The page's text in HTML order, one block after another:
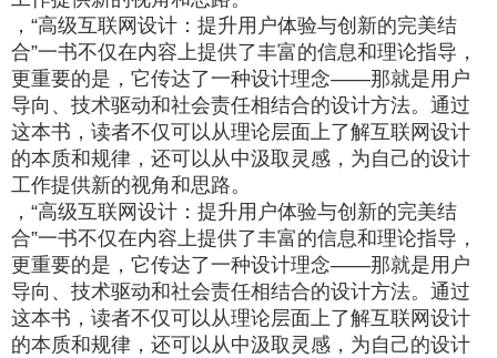
，“高级互联网设计：提升用户体验与创新的完美结
合”一书不仅在内容上提供了丰富的信息和理论指导，
更重要的是，它传达了一种设计理念——那就是用户
导向、技术驱动和社会责任相结合的设计方法。通过
这本书，读者不仅可以从理论层面上了解互联网设计
的本质和规律，还可以从中汲取灵感，为自己的设计
工作提供新的视角和思路。
，“高级互联网设计：提升用户体验与创新的完美结
合”一书不仅在内容上提供了丰富的信息和理论指导，
更重要的是，它传达了一种设计理念——那就是用户
导向、技术驱动和社会责任相结合的设计方法。通过
这本书，读者不仅可以从理论层面上了解互联网设计
的本质和规律，还可以从中汲取灵感，为自己的设计